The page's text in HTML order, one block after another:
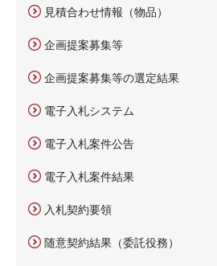
見積合わせ情報（物品）
企画提案募集等
企画提案募集等の選定結果
電子入札システム
電子入札案件公告
電子入札案件結果
入札契約要領
随意契約結果（委託役務）